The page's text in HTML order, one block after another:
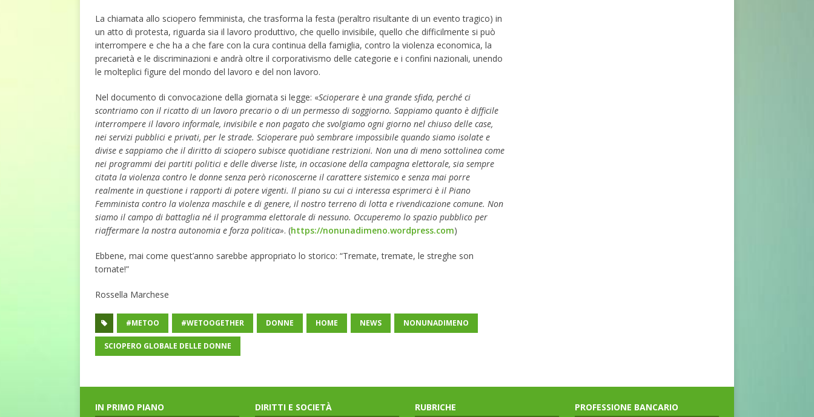
La chiamata allo sciopero femminista, che trasforma la festa (peraltro risultante di un evento tragico) in
un atto di protesta, riguarda sia il lavoro produttivo, che quello invisibile, quello che difficilmente si può
interrompere e che ha a che fare con la cura continua della famiglia, contro la violenza economica, la
precarietà e le discriminazioni e andrà oltre il corporativismo delle categorie e i confini nazionali, unendo
le molteplici figure del mondo del lavoro e del non lavoro.
Nel documento di convocazione della giornata si legge: «Scioperare è una grande sfida, perché ci
scontriamo con il ricatto di un lavoro precario o di un permesso di soggiorno. Sappiamo quanto è difficile
interrompere il lavoro informale, invisibile e non pagato che svolgiamo ogni giorno nel chiuso delle case,
nei servizi pubblici e privati, per le strade. Scioperare può sembrare impossibile quando siamo isolate e
divise e sappiamo che il diritto di sciopero subisce quotidiane restrizioni. Non una di meno sottolinea come
nei programmi dei partiti politici e delle diverse liste, in occasione della campagna elettorale, sia sempre
citata la violenza contro le donne senza però riconoscerne il carattere sistemico e senza mai porre
realmente in questione i rapporti di potere vigenti. Il piano su cui ci interessa esprimerci è il Piano
Femminista contro la violenza maschile e di genere, il nostro terreno di lotta e rivendicazione comune. Non
siamo il campo di battaglia né il programma elettorale di nessuno. Occuperemo lo spazio pubblico per
riaffermare la nostra autonomia e forza politica». (https://nonunadimeno.wordpress.com)
Ebbene, mai come quest’anno sarebbe appropriato lo storico: “Tremate, tremate, le streghe son
tornate!”
Rossella Marchese
#METOO #WETOOGETHER DONNE HOME NEWS NONUNADIMENO
SCIOPERO GLOBALE DELLE DONNE
IN PRIMO PIANO DIRITTI E SOCIETÀ RUBRICHE PROFESSIONE BANCARIO